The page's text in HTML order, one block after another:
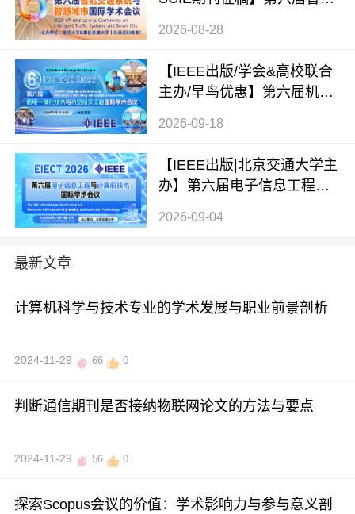
2026-08-28
【IEEE出版/学会&高校联合
主办/早鸟优惠】第六届机电
6）
2026-09-18
【IEEE出版|北京交通大学主
办】第六届电子信息工程与
2026-09-04
最新文章
计算机科学与技术专业的学术发展与职业前景剖析
2024-11-29 66 0
判断通信期刊是否接纳物联网论文的方法与要点
2024-11-29 56 0
探索Scopus会议的价值：学术影响力与参与意义剖